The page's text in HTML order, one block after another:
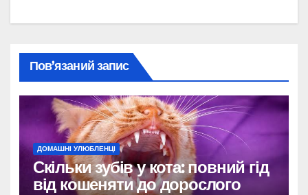
Пов’язаний запис
ДОМАШНІ УЛЮБЛЕНЦІ
Скільки зубів у кота: повний гід
від кошеняти до дорослого